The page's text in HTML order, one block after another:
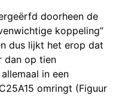
doorheen de
koppeling”
dus lijkt het erop dat
dan op tien
in een
omringt (Figuur